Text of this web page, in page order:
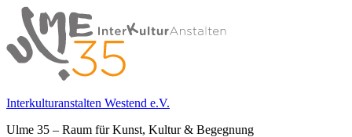
Springe
zum
Inhalt
Interkulturanstalten Westend e.V.
Ulme 35 – Raum für Kunst, Kultur & Begegnung